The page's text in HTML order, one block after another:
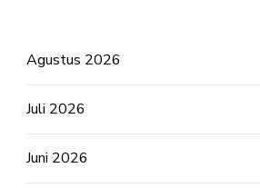
Agustus 2026
Juli 2026
Juni 2026